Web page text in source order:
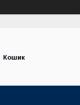
Кошик